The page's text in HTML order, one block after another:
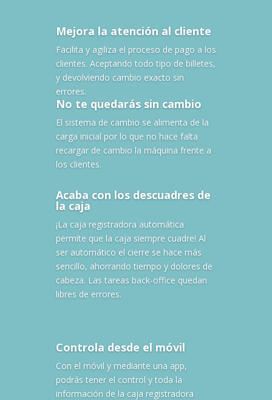
Mejora la atención al cliente
Facilita y agiliza el proceso de pago a los
clientes. Aceptando todo tipo de billetes,
y devolviendo cambio exacto sin
errores.
No te quedarás sin cambio
El sistema de cambio se alimenta de la
carga inicial por lo que no hace falta
recargar de cambio la máquina frente a
los clientes.
Acaba con los descuadres de
la caja
¡La caja registradora automática
permite que la caja siempre cuadre! Al
ser automático el cierre se hace más
sencillo, ahorrando tiempo y dolores de
cabeza. Las tareas back-office quedan
libres de errores.
Controla desde el móvil
Con el móvil y mediante una app,
podrás tener el control y toda la
información de la caja registradora